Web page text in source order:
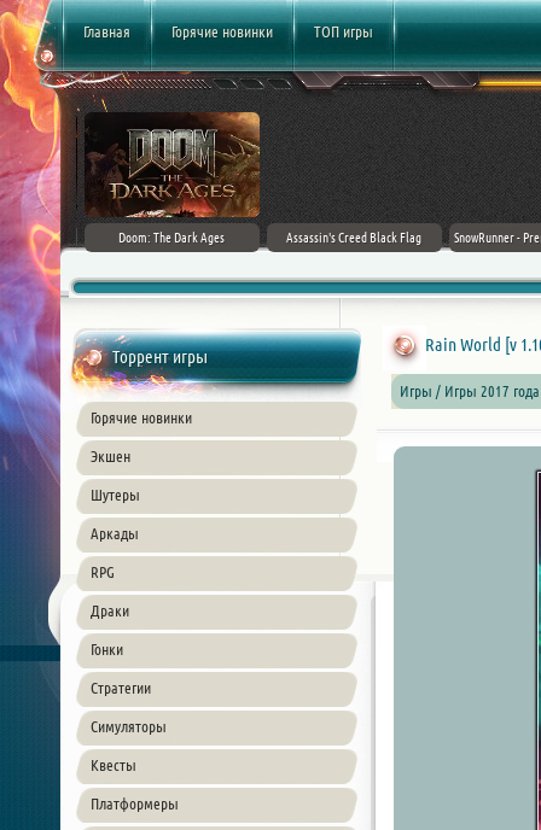
Главная Горячие новинки ТОП игры
Cut
DLC] (2024)
Doom: The Dark Ages
Assassin's Creed Black Flag
SnowRunner -
Торрент игры
Горячие новинки
Экшен
Шутеры
Аркады
RPG
Драки
Гонки
Стратегии
Симуляторы
Квесты
Платформеры
Rain World [v
Игры / Игры 2017